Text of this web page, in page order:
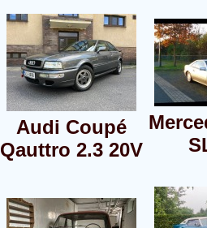
Audi Coupé
Qauttro 2.3 20V